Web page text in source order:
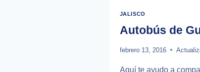
JALISCO
Autobús de
febrero 13, 2016
Aquí te ayudo a